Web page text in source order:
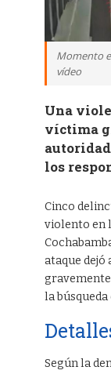
Momento
vídeo
Una
víctima
los
Cinco
violento en
ataque dejó
la
Según la